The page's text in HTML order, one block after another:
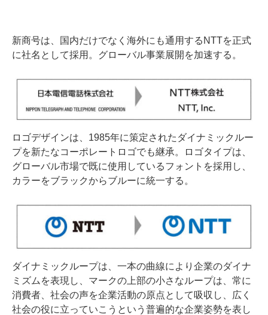
新商号は、国内だけでなく海外にも通用するNTTを正式
に社名として採用。グローバル事業展開を加速する。
ロゴデザインは、1985年に策定されたダイナミックルー
プを新たなコーポレートロゴでも継承。ロゴタイプは、
グローバル市場で既に使用しているフォントを採用し、
カラーをブラックからブルーに統一する。
ダイナミックループは、一本の曲線により企業のダイナ
ミズムを表現し、マークの上部の小さなループは、常に
消費者、社会の声を企業活動の原点として吸収し、広く
社会の役に立っていこうという普遍的な企業姿勢を表し